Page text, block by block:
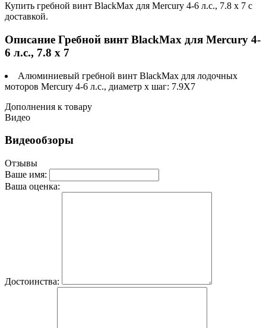
Купить гребной винт BlackMax для Mercury 4-6 л.с., 7.8 х 7 с
доставкой.
Описание Гребной винт BlackMax для Mercury 4-
6 л.с., 7.8 х 7
Алюминиевый гребной винт BlackMax для лодочных
моторов Mercury 4-6 л.с., диаметр х шаг: 7.9X7
Дополнения к товару
Видео
Видеообзоры
Отзывы
Ваше имя:
Ваша оценка:
Достоинства: